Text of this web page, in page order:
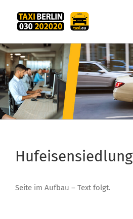
Inhalt
springen
Hufeisensiedlung
Seite im Aufbau – Text folgt.